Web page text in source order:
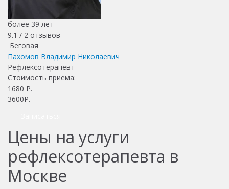
более 39 лет
9.1 / 2 отзывов
Беговая
Пахомов Владимир Николаевич
Рефлексотерапевт
Стоимость приема:
1680 Р.
3600Р.
Цены на услуги
рефлексотерапевта в
Москве